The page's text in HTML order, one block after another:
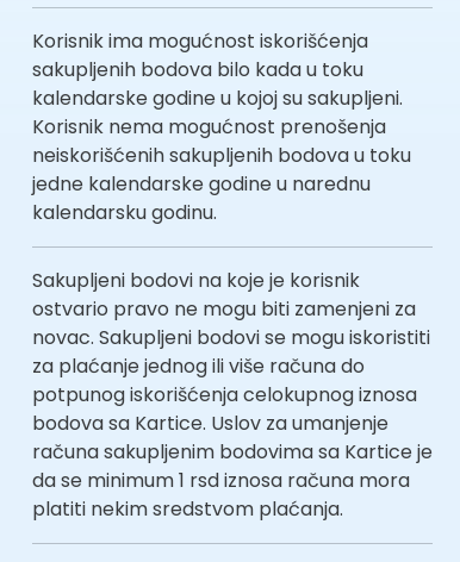
Korisnik ima mogućnost iskorišćenja
sakupljenih bodova bilo kada u toku
kalendarske godine u kojoj su sakupljeni.
Korisnik nema mogućnost prenošenja
neiskorišćenih sakupljenih bodova u toku
jedne kalendarske godine u narednu
kalendarsku godinu.
Sakupljeni bodovi na koje je korisnik
ostvario pravo ne mogu biti zamenjeni za
novac. Sakupljeni bodovi se mogu iskoristiti
za plaćanje jednog ili više računa do
potpunog iskorišćenja celokupnog iznosa
bodova sa Kartice. Uslov za umanjenje
računa sakupljenim bodovima sa Kartice je
da se minimum 1 rsd iznosa računa mora
platiti nekim sredstvom plaćanja.